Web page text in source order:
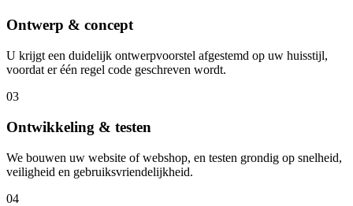
Ontwerp & concept
U krijgt een duidelijk ontwerpvoorstel afgestemd op uw huisstijl,
voordat er één regel code geschreven wordt.
03
Ontwikkeling & testen
We bouwen uw website of webshop, en testen grondig op snelheid,
veiligheid en gebruiksvriendelijkheid.
04